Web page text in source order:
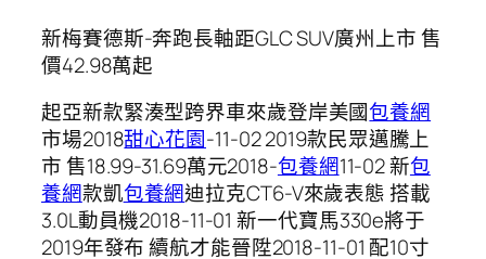
新梅賽德斯-奔跑長軸距GLC SUV廣州上市 售
價42.98萬起
起亞新款緊湊型跨界車來歲登岸美國包養網
市場2018甜心花園-11-02 2019款民眾邁騰上
市 售18.99-31.69萬元2018-包養網11-02 新包
養網款凱包養網迪拉克CT6-V來歲表態 搭載
3.0L動員機2018-11-01 新一代寶馬330e將于
2019年發布 續航才能晉陞2018-11-01 配10寸